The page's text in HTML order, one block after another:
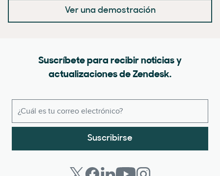
Ver una demostración
Suscríbete para recibir noticias y
actualizaciones de Zendesk.
Suscribirse